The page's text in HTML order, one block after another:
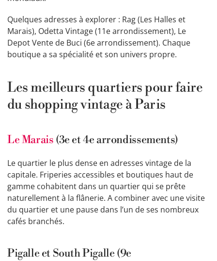
Quelques adresses à explorer : Rag (Les Halles et
Marais), Odetta Vintage (11e arrondissement), Le
Depot Vente de Buci (6e arrondissement). Chaque
boutique a sa spécialité et son univers propre.
Les meilleurs quartiers pour faire
du shopping vintage à Paris
Le Marais (3e et 4e arrondissements)
Le quartier le plus dense en adresses vintage de la
capitale. Friperies accessibles et boutiques haut de
gamme cohabitent dans un quartier qui se prête
naturellement à la flânerie. A combiner avec une visite
du quartier et une pause dans l’un de ses nombreux
cafés branchés.
Pigalle et South Pigalle (9e